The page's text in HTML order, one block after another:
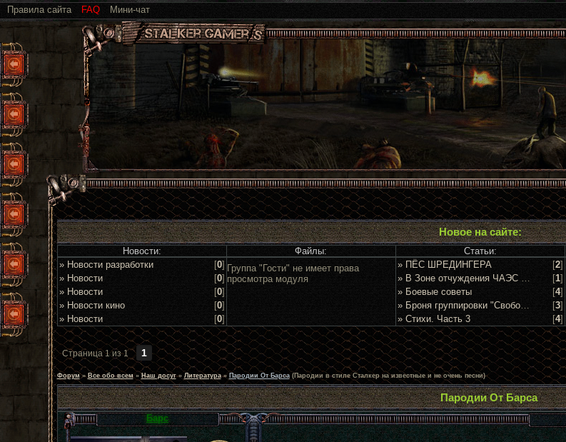
Правила сайта FAQ Мини-чат
Новое на сайте:
Новости: Файлы: Статьи:
» Новости разработки
[0]
» Новости
[0]
» Новости
[0]
» Новости кино
[0]
» Новости
[0]
Группа "Гости" не имеет права
просмотра модуля
» ПЁС ШРЕДИНГЕРА [2]
» В Зоне отчуждения ЧАЭС задержан очередной сталкер
[1]
» Боевые советы
[4]
» Броня группировки "Свобода"
[3]
» Стихи. Часть 3
[4]
Страница1из1 1
Форум » Все обо всем » Наш досуг » Литература » Пародии От Барса (Пародии в стиле Сталкер на известные и не очень песни)
Пародии От Барса
Барс